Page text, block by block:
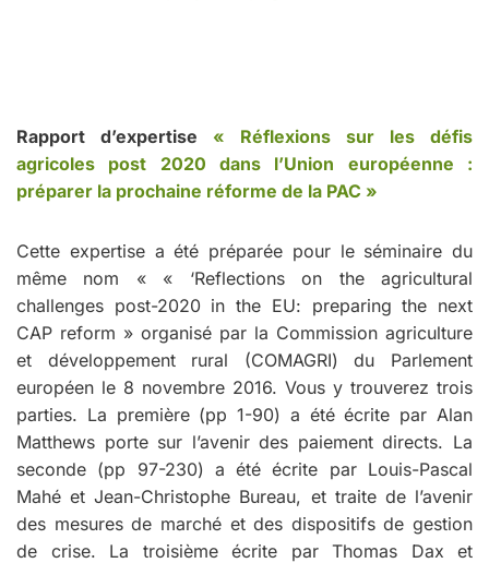
Rapport d’expertise « Réflexions sur les défis
agricoles post 2020 dans l’Union européenne :
préparer la prochaine réforme de la PAC »
Cette expertise a été préparée pour le séminaire du
même nom « « ‘Reflections on the agricultural
challenges post-2020 in the EU: preparing the next
CAP reform » organisé par la Commission agriculture
et développement rural (COMAGRI) du Parlement
européen le 8 novembre 2016. Vous y trouverez trois
parties. La première (pp 1-90) a été écrite par Alan
Matthews porte sur l’avenir des paiement directs. La
seconde (pp 97-230) a été écrite par Louis-Pascal
Mahé et Jean-Christophe Bureau, et traite de l’avenir
des mesures de marché et des dispositifs de gestion
de crise. La troisième écrite par Thomas Dax et